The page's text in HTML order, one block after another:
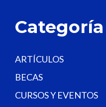
n
.
Categoría
ARTÍCULOS
BECAS
CURSOS Y EVENTOS